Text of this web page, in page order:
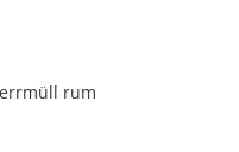
rum